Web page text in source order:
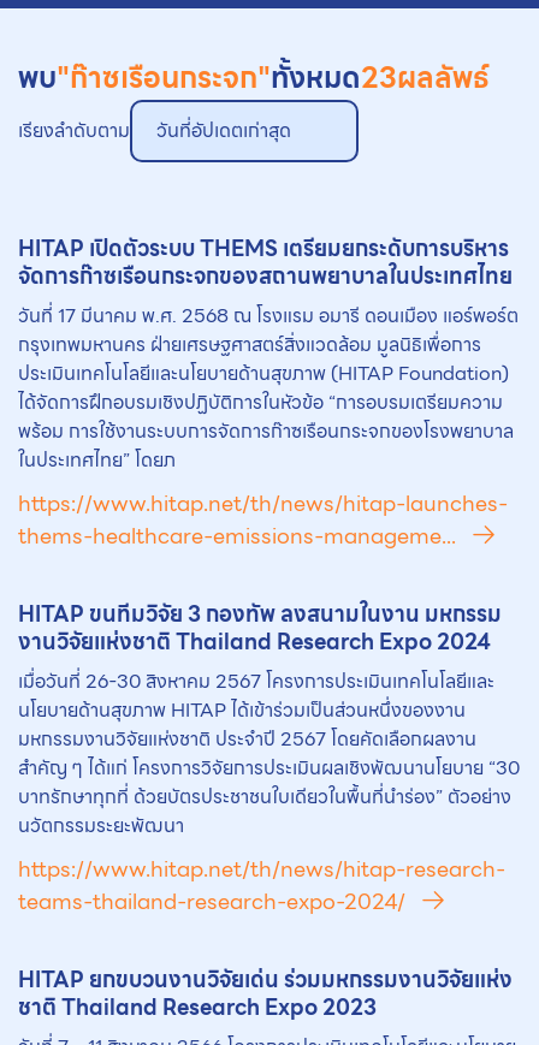
พบ"ก๊าซเรือนกระจก"ทั้งหมด23ผลลัพธ์
เรียงลำดับตาม วันที่อัปเดตเก่าสุด
HITAP เปิดตัวระบบ THEMS เตรียมยกระดับการบริหาร
จัดการก๊าซเรือนกระจกของสถานพยาบาลในประเทศไทย
วันที่ 17 มีนาคม พ.ศ. 2568 ณ โรงแรม อมารี ดอนเมือง แอร์พอร์ต
กรุงเทพมหานคร ฝ่ายเศรษฐศาสตร์สิ่งแวดล้อม มูลนิธิเพื่อการ
ประเมินเทคโนโลยีและนโยบายด้านสุขภาพ (HITAP Foundation)
ได้จัดการฝึกอบรมเชิงปฏิบัติการในหัวข้อ “การอบรมเตรียมความ
พร้อม การใช้งานระบบการจัดการก๊าซเรือนกระจกของโรงพยาบาล
ในประเทศไทย” โดยภ
https://www.hitap.net/th/news/hitap-launches-
thems-healthcare-emissions-manageme...
HITAP ขนทีมวิจัย 3 กองทัพ ลงสนามในงาน มหกรรม
งานวิจัยแห่งชาติ Thailand Research Expo 2024
เมื่อวันที่ 26-30 สิงหาคม 2567 โครงการประเมินเทคโนโลยีและ
นโยบายด้านสุขภาพ HITAP ได้เข้าร่วมเป็นส่วนหนึ่งของงาน
มหกรรมงานวิจัยแห่งชาติ ประจำปี 2567 โดยคัดเลือกผลงาน
สำคัญ ๆ ได้แก่ โครงการวิจัยการประเมินผลเชิงพัฒนานโยบาย “30
บาทรักษาทุกที่ ด้วยบัตรประชาชนใบเดียวในพื้นที่นำร่อง” ตัวอย่าง
นวัตกรรมระยะพัฒนา
https://www.hitap.net/th/news/hitap-research-
teams-thailand-research-expo-2024/
HITAP ยกขบวนงานวิจัยเด่น ร่วมมหกรรมงานวิจัยแห่ง
ชาติ Thailand Research Expo 2023